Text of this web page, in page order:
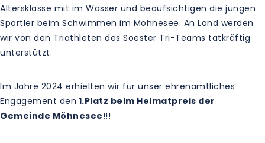
Altersklasse mit im Wasser und beaufsichtigen die jungen
Sportler beim Schwimmen im Möhnesee. An Land werden
wir von den Triathleten des Soester Tri-Teams tatkräftig
unterstützt.
Im Jahre 2024 erhielten wir für unser ehrenamtliches
Engagement den 1.Platz beim Heimatpreis der
Gemeinde Möhnesee!!!